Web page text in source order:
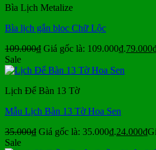
Bìa Lịch Metalize
Bìa lịch gắn bloc Chữ Lộc
109.000₫ Giá gốc là: 109.000₫.79.000
Sale
Lịch Để Bàn 13 Tờ
Mẫu Lịch Bàn 13 Tờ Hoa Sen
35.000₫ Giá gốc là: 35.000₫.24.000₫
Sale